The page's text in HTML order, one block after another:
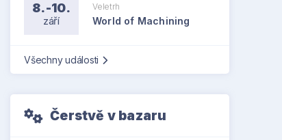
8.-10.
září
Veletrh
World of Machining
Všechny události
Čerstvě v bazaru